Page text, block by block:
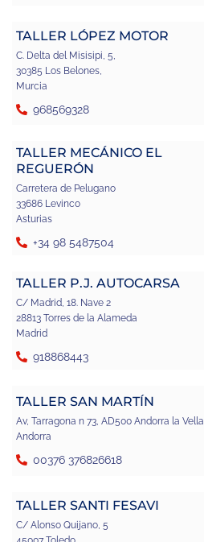
TALLER LÓPEZ MOTOR
C. Delta del Misisipi, 5,
30385 Los Belones,
Murcia
968569328
TALLER MECÁNICO EL
REGUERÓN
Carretera de Pelugano
33686 Levinco
Asturias
+34 98 5487504
TALLER P.J. AUTOCARSA
C/ Madrid, 18. Nave 2
28813 Torres de la Alameda
Madrid
918868443
TALLER SAN MARTÍN
Av, Tarragona n 73, AD500 Andorra la Vella,
Andorra
00376 376826618
TALLER SANTI FESAVI
C/ Alonso Quijano, 5